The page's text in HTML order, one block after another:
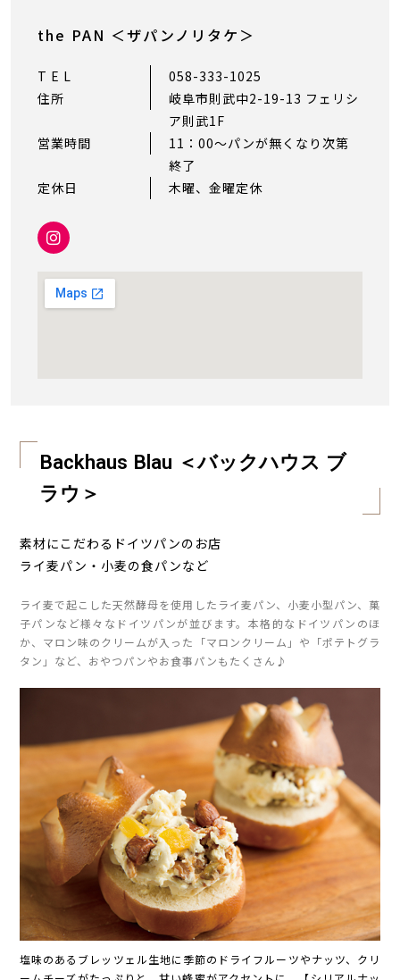
the PAN ＜ザパンノリタケ＞
T E L
058-333-1025
住所
岐阜市則武中2-19-13 フェリシ
ア則武1F
営業時間
11：00〜パンが無くなり次第
終了
定休日
木曜、金曜定休
Backhaus Blau ＜バックハウス ブ
ラウ＞
素材にこだわるドイツパンのお店
ライ麦パン・小麦の食パンなど
ライ麦で起こした天然酵母を使用したライ麦パン、小麦小型パン、菓
子パンなど様々なドイツパンが並びます。本格的なドイツパンのほ
か、マロン味のクリームが入った「マロンクリーム」や「ポテトグラ
タン」など、おやつパンやお食事パンもたくさん♪
塩味のあるブレッツェル生地に季節のドライフルーツやナッツ、クリ